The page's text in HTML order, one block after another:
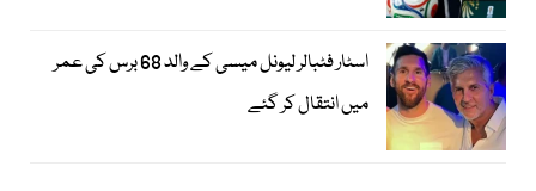
اسٹار فٹبالر لیونل میسی کے والد 68 برس کی عمر
میں انتقال کر گئے